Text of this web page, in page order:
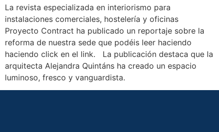
La revista especializada en interiorismo para
instalaciones comerciales, hostelería y oficinas
Proyecto Contract ha publicado un reportaje sobre la
reforma de nuestra sede que podéis leer haciendo
haciendo click en el link. La publicación destaca que la
arquitecta Alejandra Quintáns ha creado un espacio
luminoso, fresco y vanguardista.